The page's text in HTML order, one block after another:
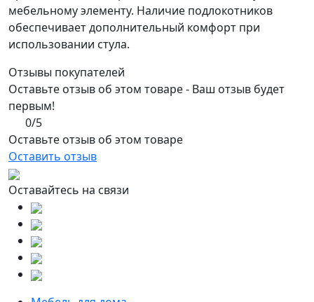
мебельному элементу. Наличие подлокотников
обеспечивает дополнительный комфорт при
использовании стула.
Отзывы покупателей
Оставьте отзыв об этом товаре - Ваш отзыв будет
первым!
0/5
Оставьте отзыв об этом товаре
Оставить отзыв
Оставайтесь на связи